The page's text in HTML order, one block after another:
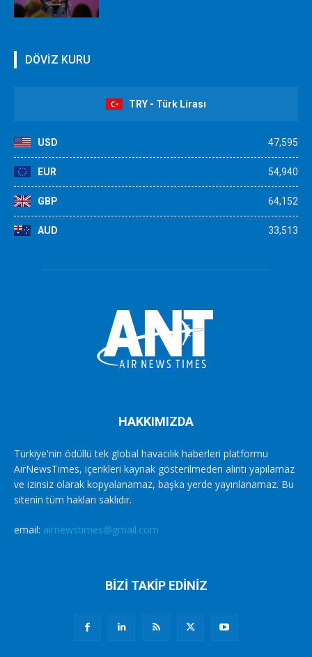
DÖVİZ KURU
TRY - Türk Lirası
USD 47,595
EUR 54,940
GBP 64,152
AUD 33,513
HAKKIMIZDA
Türkiye'nin ödüllü tek global havacılık haberleri platformu
AirNewsTimes, içerikleri kaynak gösterilmeden alıntı yapılamaz
ve izinsiz olarak kopyalanamaz, başka yerde yayınlanamaz. Bu
sitenin tüm hakları saklıdır.
email: airnewstimes@gmail.com
BİZİ TAKİP EDİNİZ